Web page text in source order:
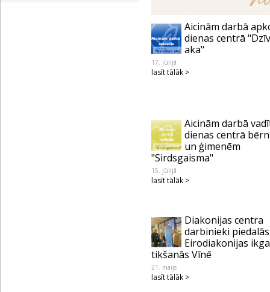
Aicinām darbā
dienas centrā
aka"
17. jūlijā
lasīt tālāk >
Aicinām darbā
dienas centrā
un ģimenēm
"Sirdsgaisma"
15. jūlijā
lasīt tālāk >
Diakonijas centra
darbinieki piedalās
Eirodiakonijas
tikšanās Vīnē
21. maijs
lasīt tālāk >